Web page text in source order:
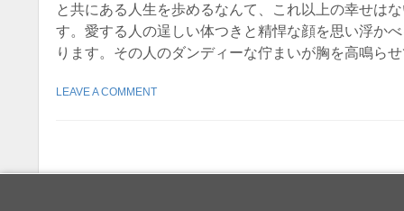
と共にある人生を歩めるなんて、これ以上の幸せは
す。愛する人の逞しい体つきと精悍な顔を思い浮か
ります。その人のダンディーな佇まいが胸を高鳴ら
LEAVE A COMMENT
Post